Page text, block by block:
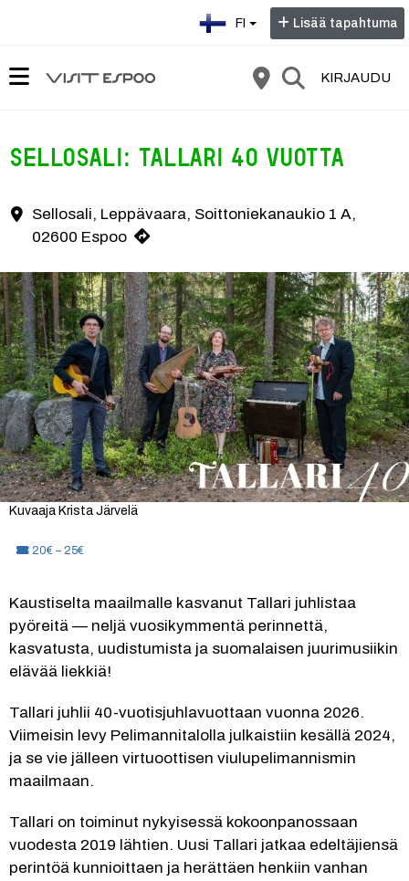
FI Lisää tapahtuma
KIRJAUDU
Sellosali: Tallari 40 vuotta
Yhteystiedot
Sellosali, Leppävaara, Soittoniekanaukio 1 A,
02600 Espoo
Kuvaaja Krista Järvelä
Hinta:20€ – 25€
Kaustiselta maailmalle kasvanut Tallari juhlistaa
pyöreitä — neljä vuosikymmentä perinnettä,
kasvatusta, uudistumista ja suomalaisen juurimusiikin
elävää liekkiä!
Tallari juhlii 40-vuotisjuhlavuottaan vuonna 2026.
Viimeisin levy Pelimannitalolla julkaistiin kesällä 2024,
ja se vie jälleen virtuoottisen viulupelimannismin
maailmaan.
Tallari on toiminut nykyisessä kokoonpanossaan
vuodesta 2019 lähtien. Uusi Tallari jatkaa edeltäjiensä
perintöä kunnioittaen ja herättäen henkiin vanhan